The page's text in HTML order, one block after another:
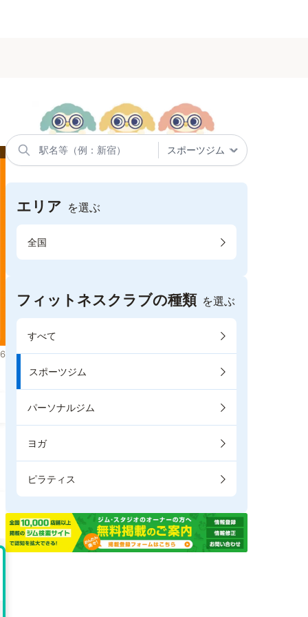
エリア を選ぶ
全国
フィットネスクラブの種類 を選ぶ
すべて
スポーツジム
パーソナルジム
ヨガ
ピラティス